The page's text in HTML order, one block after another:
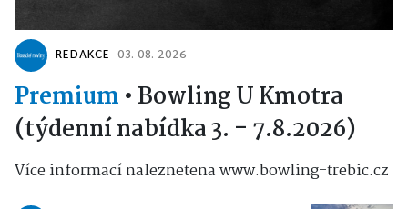
REDAKCE 03. 08. 2026
Premium • Bowling U Kmotra
(týdenní nabídka 3. - 7.8.2026)
Více informací naleznetena www.bowling-trebic.cz